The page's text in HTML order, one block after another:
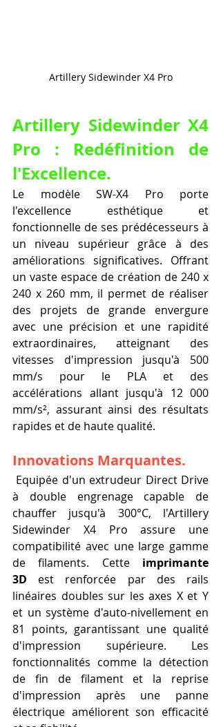
Artillery Sidewinder X4 Pro
Artillery Sidewinder X4
Pro : Redéfinition de
l'Excellence.
Le modèle SW-X4 Pro porte
l'excellence esthétique et
fonctionnelle de ses prédécesseurs à
un niveau supérieur grâce à des
améliorations significatives. Offrant
un vaste espace de création de 240 x
240 x 260 mm, il permet de réaliser
des projets de grande envergure
avec une précision et une rapidité
extraordinaires, atteignant des
vitesses d'impression jusqu'à 500
mm/s pour le PLA et des
accélérations allant jusqu'à 12 000
mm/s², assurant ainsi des résultats
rapides et de haute qualité.
Innovations Marquantes.
à double engrenage capable de
chauffer jusqu'à 300°C, l'Artillery
Sidewinder X4 Pro assure une
compatibilité avec une large gamme
de filaments. Cette imprimante
3D est renforcée par des rails
linéaires doubles sur les axes X et Y
et un système d'auto-nivellement en
81 points, garantissant une qualité
d'impression supérieure. Les
fonctionnalités comme la détection
de fin de filament et la reprise
d'impression après une panne
électrique améliorent son efficacité